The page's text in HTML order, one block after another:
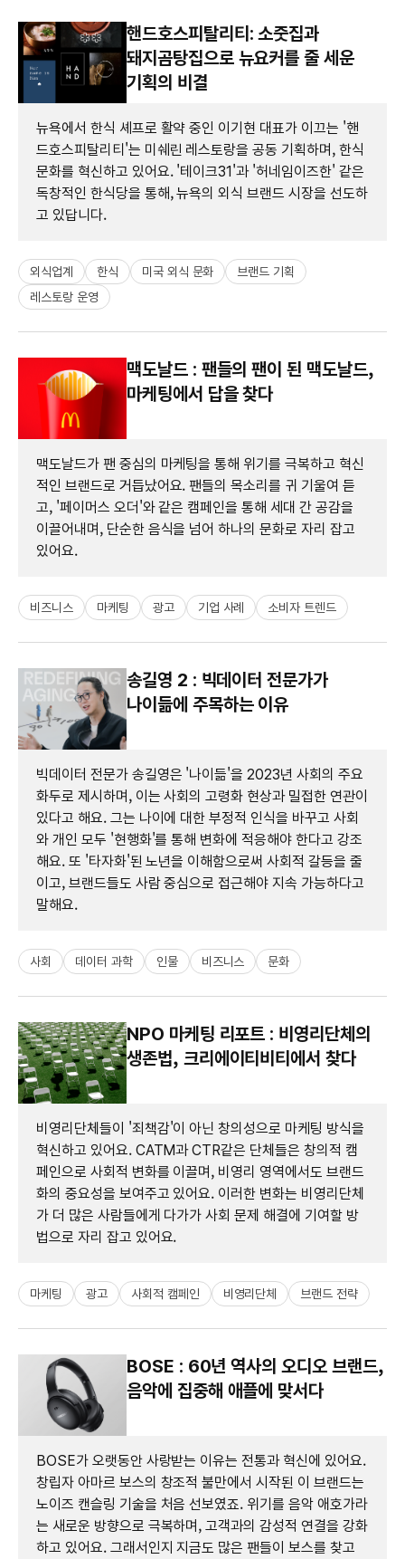
핸드호스피탈리티: 소줏집과
돼지곰탕집으로 뉴요커를 줄 세운
기획의 비결
뉴욕에서 한식 셰프로 활약 중인 이기현 대표가 이끄는 '핸
드호스피탈리티'는 미쉐린 레스토랑을 공동 기획하며, 한식
문화를 혁신하고 있어요. '테이크31'과 '허네임이즈한' 같은
독창적인 한식당을 통해, 뉴욕의 외식 브랜드 시장을 선도하
고 있답니다.
외식업계 한식 미국 외식 문화
브랜드 기획
레스토랑 운영
맥도날드 : 팬들의 팬이 된 맥도날드,
마케팅에서 답을 찾다
맥도날드가 팬 중심의 마케팅을 통해 위기를 극복하고 혁신
적인 브랜드로 거듭났어요. 팬들의 목소리를 귀 기울여 듣
고, '페이머스 오더'와 같은 캠페인을 통해 세대 간 공감을
이끌어내며, 단순한 음식을 넘어 하나의 문화로 자리 잡고
있어요.
비즈니스 마케팅 광고 기업 사례 소비자 트렌드
송길영 2 : 빅데이터 전문가가
나이듦에 주목하는 이유
빅데이터 전문가 송길영은 '나이듦'을 2023년 사회의 주요
화두로 제시하며, 이는 사회의 고령화 현상과 밀접한 연관이
있다고 해요. 그는 나이에 대한 부정적 인식을 바꾸고 사회
와 개인 모두 '현행화'를 통해 변화에 적응해야 한다고 강조
해요. 또 '타자화'된 노년을 이해함으로써 사회적 갈등을 줄
이고, 브랜드들도 사람 중심으로 접근해야 지속 가능하다고
말해요.
사회 데이터 과학 인물 비즈니스 문화
NPO 마케팅 리포트 : 비영리단체의
생존법, 크리에이티비티에서 찾다
비영리단체들이 '죄책감'이 아닌 창의성으로 마케팅 방식을
혁신하고 있어요. CATM과 CTR같은 단체들은 창의적 캠
페인으로 사회적 변화를 이끌며, 비영리 영역에서도 브랜드
화의 중요성을 보여주고 있어요. 이러한 변화는 비영리단체
가 더 많은 사람들에게 다가가 사회 문제 해결에 기여할 방
법으로 자리 잡고 있어요.
마케팅 광고 사회적 캠페인 비영리단체 브랜드 전략
BOSE : 60년 역사의 오디오 브랜드,
음악에 집중해 애플에 맞서다
BOSE가 오랫동안 사랑받는 이유는 전통과 혁신에 있어요.
창립자 아마르 보스의 창조적 불만에서 시작된 이 브랜드는
노이즈 캔슬링 기술을 처음 선보였죠. 위기를 음악 애호가라
는 새로운 방향으로 극복하며, 고객과의 감성적 연결을 강화
하고 있어요. 그래서인지 지금도 많은 팬들이 보스를 찾고